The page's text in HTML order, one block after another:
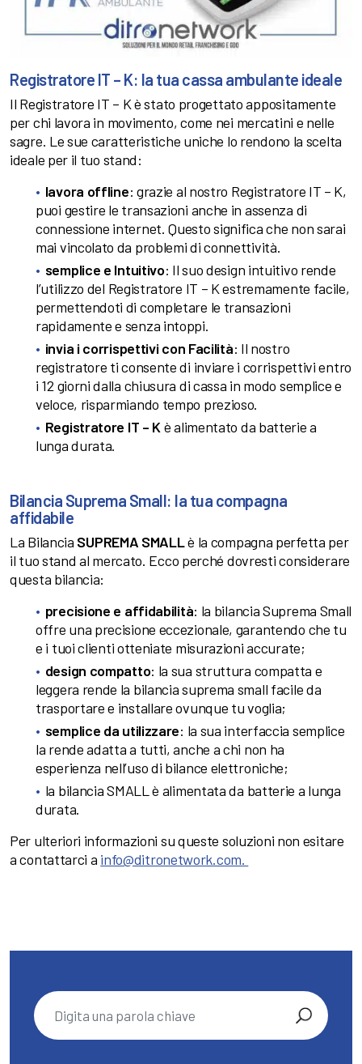
Registratore IT – K: la tua cassa ambulante ideale
Il Registratore IT – K è stato progettato appositamente
per chi lavora in movimento, come nei mercatini e nelle
sagre. Le sue caratteristiche uniche lo rendono la scelta
ideale per il tuo stand:
lavora offline: grazie al nostro Registratore IT – K,
puoi gestire le transazioni anche in assenza di
connessione internet. Questo significa che non sarai
mai vincolato da problemi di connettività.
semplice e Intuitivo: Il suo design intuitivo rende
l’utilizzo del Registratore IT – K estremamente facile,
permettendoti di completare le transazioni
rapidamente e senza intoppi.
invia i corrispettivi con Facilità: Il nostro
registratore ti consente di inviare i corrispettivi entro
i 12 giorni dalla chiusura di cassa in modo semplice e
veloce, risparmiando tempo prezioso.
Registratore IT – K è alimentato da batterie a
lunga durata.
Bilancia Suprema Small: la tua compagna
affidabile
La Bilancia SUPREMA SMALLè la compagna perfetta per
il tuo stand al mercato. Ecco perché dovresti considerare
questa bilancia:
precisione e affidabilità: la bilancia Suprema Small
offre una precisione eccezionale, garantendo che tu
e i tuoi clienti otteniate misurazioni accurate;
design compatto: la sua struttura compatta e
leggera rende la bilancia suprema small facile da
trasportare e installare ovunque tu voglia;
semplice da utilizzare: la sua interfaccia semplice
la rende adatta a tutti, anche a chi non ha
esperienza nell’uso di bilance elettroniche;
la bilancia SMALL è alimentata da batterie a lunga
durata.
Per ulteriori informazioni su queste soluzioni non esitare
a contattarci a info@ditronetwork.com.